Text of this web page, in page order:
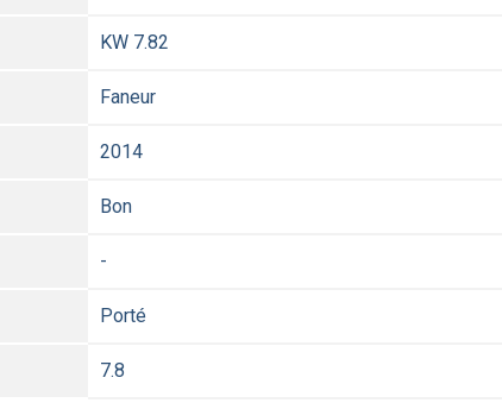
KW 7.82
Faneur
2014
Bon
-
Porté
7.8